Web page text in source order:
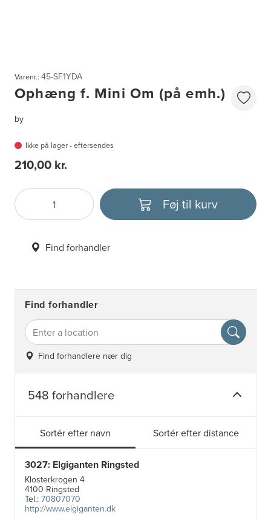
Varenr.: 45-SF1YDA
Ophæng f. Mini Om (på emh.)
by
Ikke på lager - eftersendes
210,00 kr.
Antal
Vælg enhed Føj til kurv
Find forhandler
Find forhandler
Find forhandlere nær dig
548 forhandlere
Sortér efter navn Sortér efter distance
3027: Elgiganten Ringsted
Klosterkrogen 4
4100 Ringsted
Tel.: 70807070
http://www.elgiganten.dk